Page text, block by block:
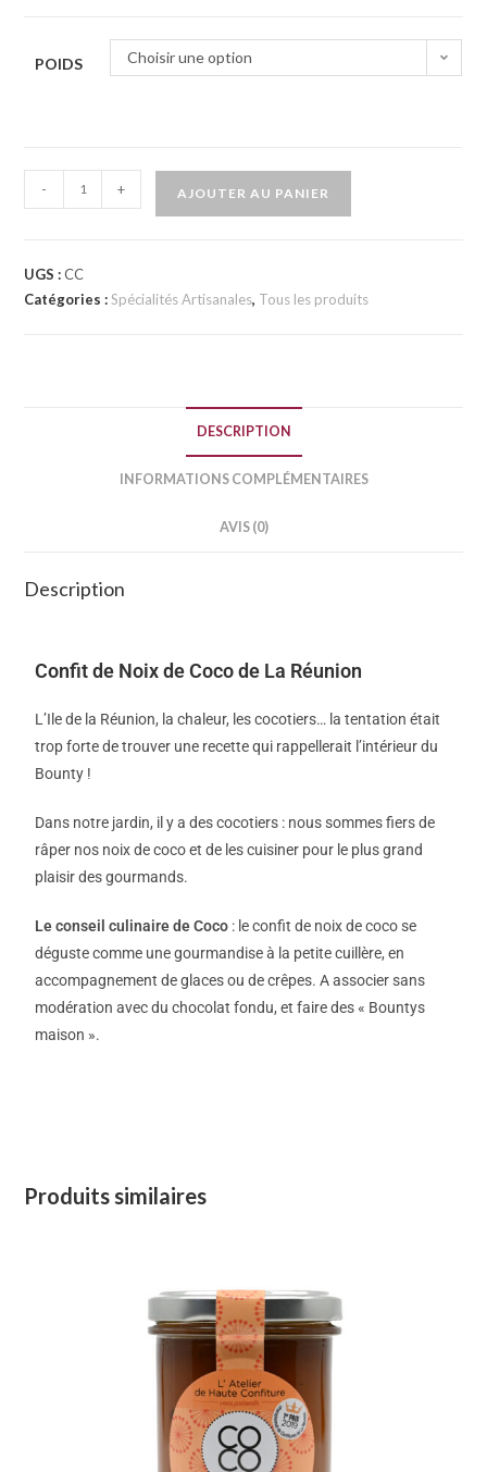
POIDS Choisir une option
- + AJOUTER AU PANIER
UGS :CC
Catégories :Spécialités Artisanales, Tous les produits
DESCRIPTION
INFORMATIONS COMPLÉMENTAIRES
AVIS (0)
Description
Confit de Noix deCocode La Réunion
L’Ile de la Réunion, la chaleur, les cocotiers… la tentation était
trop forte de trouver une recette qui rappellerait l’intérieur du
Bounty !
Dans notre jardin, il y a des cocotiers : nous sommes fiers de
râper nos noix de coco et de les cuisiner pour le plus grand
plaisir des gourmands.
Le conseil culinaire de Coco : le confit de noix de coco se
déguste comme une gourmandise à la petite cuillère, en
accompagnement de glaces ou de crêpes. A associer sans
modération avec du chocolat fondu, et faire des « Bountys
maison ».
Produits similaires